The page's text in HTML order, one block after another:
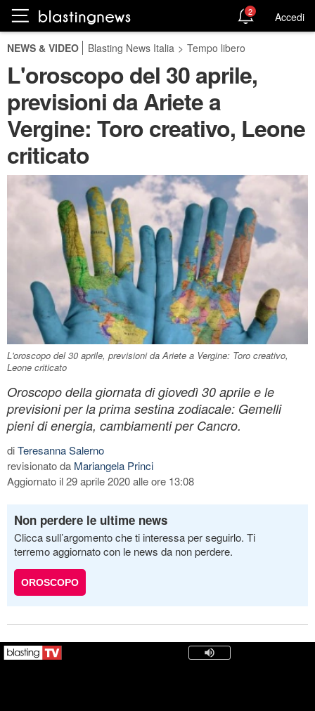
2 Accedi
NEWS & VIDEO Blasting News Italia > Tempo libero
L'oroscopo del 30 aprile,
previsioni da Ariete a
Vergine: Toro creativo, Leone
criticato
L'oroscopo del 30 aprile, previsioni da Ariete a Vergine: Toro creativo,
Leone criticato
Oroscopo della giornata di giovedì 30 aprile e le
previsioni per la prima sestina zodiacale: Gemelli
pieni di energia, cambiamenti per Cancro.
diTeresanna Salerno
revisionato da Mariangela Princi
Aggiornato il 29 aprile 2020 alle ore 13:08
Non perdere le ultime news
Clicca sull’argomento che ti interessa per seguirlo. Ti
terremo aggiornato con le news da non perdere.
OROSCOPO